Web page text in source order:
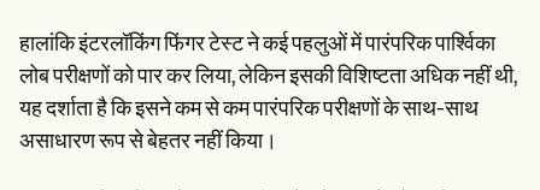
हालांकि इंटरलॉकिंग फिंगर टेस्ट ने कई पहलुओं में पारंपरिक पार्श्विका
लोब परीक्षणों को पार कर लिया, लेकिन इसकी विशिष्टता अधिक नहीं थी,
यह दर्शाता है कि इसने कम से कम पारंपरिक परीक्षणों के साथ-साथ
असाधारण रूप से बेहतर नहीं किया।